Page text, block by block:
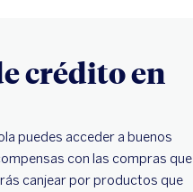
crédito en
puedes acceder a buenos
con las compras que
canjear por productos que